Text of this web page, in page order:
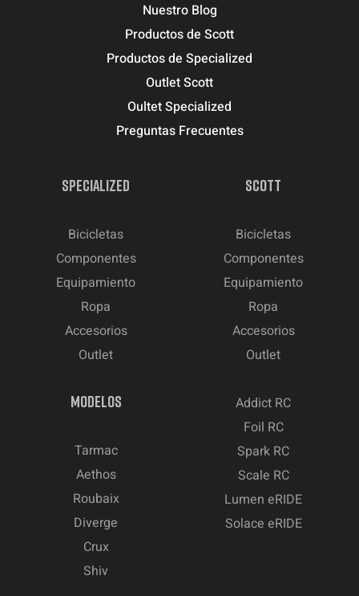
Nuestro Blog
Productos de Scott
Productos de Specialized
Outlet Scott
Oultet Specialized
Preguntas Frecuentes
SPECIALIZED
Bicicletas
Componentes
Equipamiento
Ropa
Accesorios
Outlet
SCOTT
Bicicletas
Componentes
Equipamiento
Ropa
Accesorios
Outlet
MODELOS
Tarmac
Aethos
Roubaix
Diverge
Crux
Shiv
Addict RC
Foil RC
Spark RC
Scale RC
Lumen eRIDE
Solace eRIDE